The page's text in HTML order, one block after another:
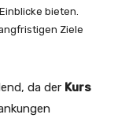
bieten.
Ziele
da der Kurs